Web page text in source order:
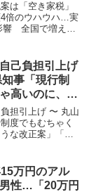
は「空き家税」
倍のウハウハ…実
響 全国で増える
資産税を軽減す
己負担引上げ
事「現行制
高いのに、鬼
担引上げ 〜 丸山
度でもむちゃく
な改正案」「こ
な治療が必要に
...
万円のアル
性…「20万円